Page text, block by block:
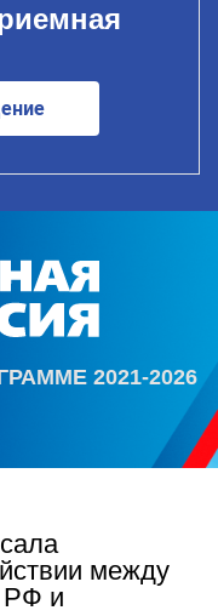
2021-2026
между
РФ и